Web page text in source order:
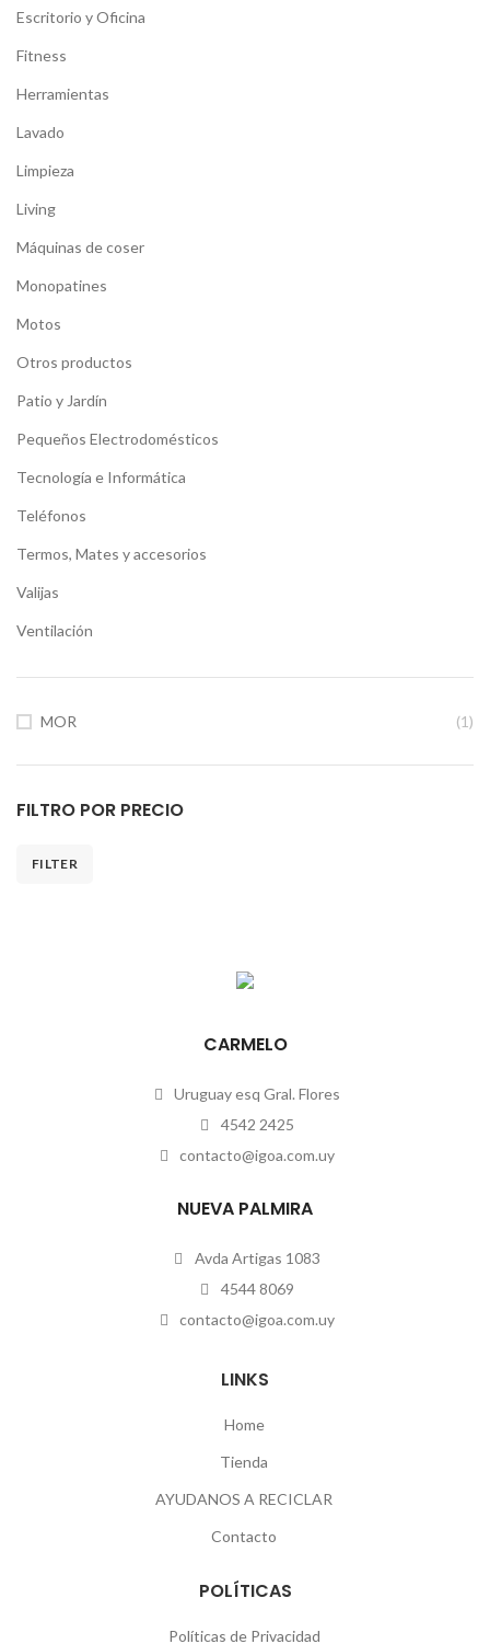
Escritorio y Oficina
Fitness
Herramientas
Lavado
Limpieza
Living
Máquinas de coser
Monopatines
Motos
Otros productos
Patio y Jardín
Pequeños Electrodomésticos
Tecnología e Informática
Teléfonos
Termos, Mates y accesorios
Valijas
Ventilación
MOR (1)
FILTRO POR PRECIO
FILTER
CARMELO
Uruguay esq Gral. Flores
4542 2425
contacto@igoa.com.uy
NUEVA PALMIRA
Avda Artigas 1083
4544 8069
contacto@igoa.com.uy
LINKS
Home
Tienda
AYUDANOS A RECICLAR
Contacto
POLÍTICAS
Políticas de Privacidad